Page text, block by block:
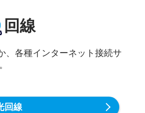
回線
、各種インターネット接続サ
回線